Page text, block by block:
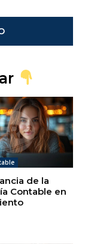
de la
Contable en